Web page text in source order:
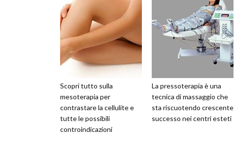
Scopri tutto sulla
mesoterapia per
contrastare la cellulite e
tutte le possibili
controindicazioni
La pressoterapia è una
tecnica di massaggio che
sta riscuotendo crescente
successo nei centri esteti